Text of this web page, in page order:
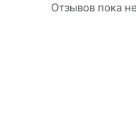
Отзывов пока